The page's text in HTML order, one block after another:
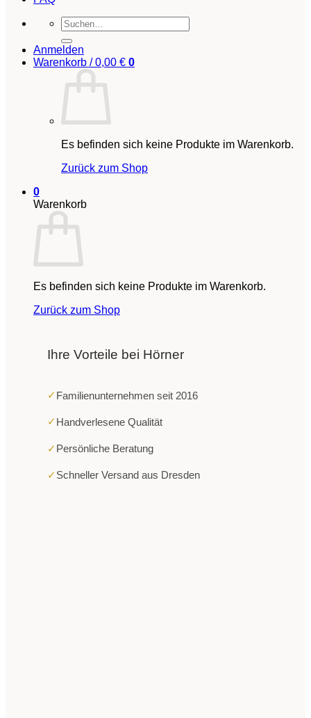
Suchen
nach:
Anmelden
Warenkorb /0,00 € 0
Es befinden sich keine Produkte im Warenkorb.
Zurück zum Shop
0
Warenkorb
Es befinden sich keine Produkte im Warenkorb.
Zurück zum Shop
Ihre Vorteile bei Hörner
✓ Familienunternehmen seit 2016
✓ Handverlesene Qualität
✓ Persönliche Beratung
✓ Schneller Versand aus Dresden